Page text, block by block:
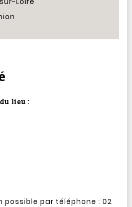
lieu :
possible par téléphone : 02